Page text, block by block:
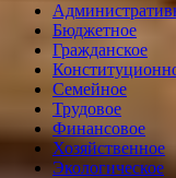
Бюджетное
Гражданское
Семейное
Трудовое
Финансовое
Хозяйственное
Экологическое